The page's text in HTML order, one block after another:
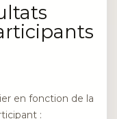
en fonction de la
: